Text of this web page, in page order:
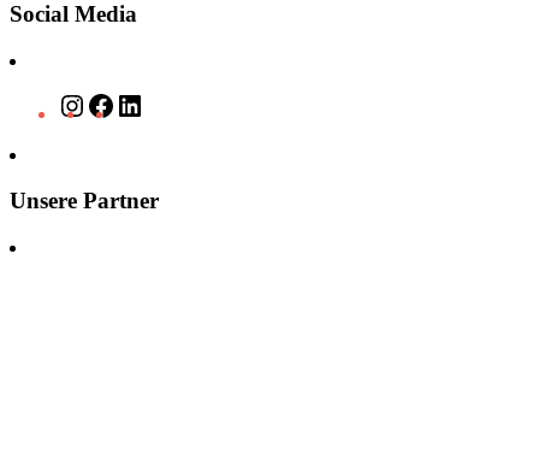
Social Media
InstagramFacebook
Unsere Partner